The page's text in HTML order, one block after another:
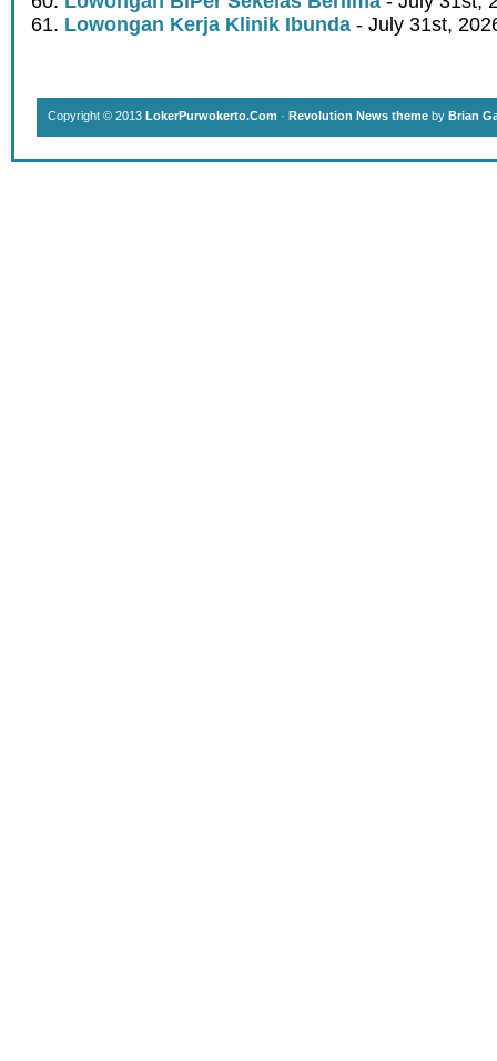
Lowongan Kerja Klinik Ibunda - July 31st,
Copyright © 2013 LokerPurwokerto.Com · Revolution News theme by Brian